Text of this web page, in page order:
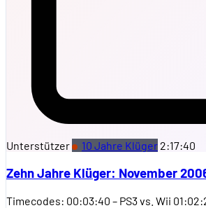
Unterstützer 10 Jahre Klüger 2:17:40
Zehn Jahre Klüger: November
Timecodes: 00:03:40 – PS3 vs. Wii